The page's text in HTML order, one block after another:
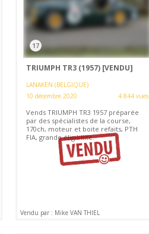
17
TRIUMPH TR3 (1957) [VENDU]
LANAKEN (BELGIQUE)
10 décembre 2020
4 844 vues
Vends TRIUMPH TR3 1957 préparée
par des spécialistes de la course,
170ch, moteur et boite refaits, PTH
FIA, grande éligibilité.
Vendu par : Mike VAN THIEL